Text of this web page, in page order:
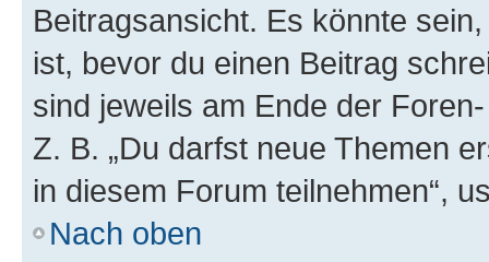
Beitragsansicht. Es könnte
ist, bevor du einen Beitrag
sind jeweils am Ende der
Z. B. „Du darfst neue Themen
in diesem Forum teilnehmen“,
Nach oben